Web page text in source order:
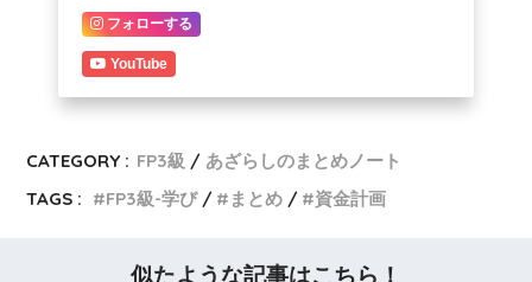
フォローする
YouTube
CATEGORY : FP3級
あざらしのまとめノート
TAGS :
FP3級-学び まとめ 資金計画
似たような記事はこちら！